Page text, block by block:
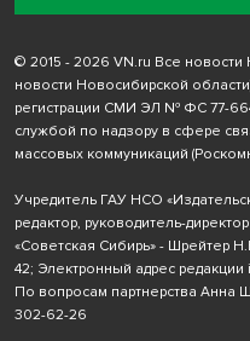
© 2015 - 2026 VN.ru Все
новости Новосибирской
регистрации СМИ ЭЛ № ФС 77-
службой по надзору в сфере
массовых коммуникаций
Учредитель ГАУ НСО
редактор, руководитель-
«Советская Сибирь» - Шрейтер
42; Электронный адрес редакции
По вопросам партнерства Анна
302-62-26